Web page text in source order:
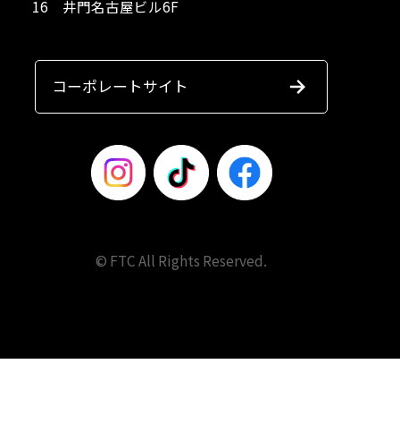
16 井門名古屋ビル6F
コーポレートサイト
© FTC All Rights Reserved.